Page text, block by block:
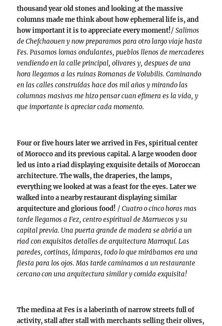
thousand year old stones and looking at the massive
columns made me think about how ephemeral life is, and
how important it is to appreciate every moment!/Salimos
de Chefchaouen y now preparamos para otro largo viaje hasta
Fes. Pasamos lomas ondulantes, pueblos llenos de mercaderes
vendiendo en la calle principal, olivares y, despues de una
hora llegamos a las ruinas Romanas de Volubilis. Caminando
en las calles construídas hace dos mil años y mirando las
columnas masivas me hizo pensar cuan efímera es la vida, y
que importante is apreciar cada momento.
Four or five hours later we arrived in Fes, spiritual center
of Morocco and its previous capital. A large wooden door
led us into a riad displaying exquisite details of Moroccan
architecture. The walls, the draperies, the lamps,
everything we looked at was a feast for the eyes. Later we
walked into a nearby restaurant displaying similar
arquitecture and glorious food! /Cuatro o cinco horas mas
tarde llegamos a Fez, centro espiritual de Marruecos y su
capital previa. Una puerta grande de madera se abrió a un
riad con exquisitos detalles de arquitectura Marroquí. Las
paredes, cortinas, lámparas, todo lo que mirábamos era una
fiesta para los ojos. Mas tarde caminamos a un restaurante
cercano con una arquitectura similar y comida exquisita!
The medina at Fes is a laberinth of narrow streets full of
activity, stall after stall with merchants selling their olives,